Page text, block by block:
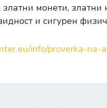
монети, златни
и сигурен
info/proverka-